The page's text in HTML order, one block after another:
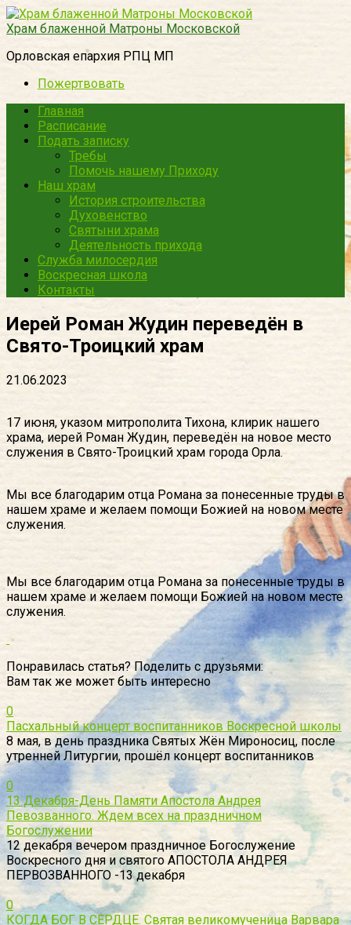
Перейти
к
Храм блаженной Матроны Московской
Орловская епархия РПЦ МП
Пожертвовать
Главная
Расписание
Подать записку
Требы
Помочь нашему Приходу
Наш храм
История строительства
Духовенство
Святыни храма
Деятельность прихода
Служба милосердия
Воскресная школа
Контакты
Иерей Роман Жудин переведён в
Свято-Троицкий храм
21.06.2023
17 июня, указом митрополита Тихона, клирик нашего
храма, иерей Роман Жудин, переведён на новое место
служения в Свято-Троицкий храм города Орла.
Мы все благодарим отца Романа за понесенные труды в
нашем храме и желаем помощи Божией на новом месте
служения.
Мы все благодарим отца Романа за понесенные труды в
нашем храме и желаем помощи Божией на новом месте
служения.
Понравилась статья? Поделить с друзьями:
Вам так же может быть интересно
0
Пасхальный концерт воспитанников Воскресной школы
8 мая, в день праздника Святых Жён Мироносиц, после
утренней Литургии, прошёл концерт воспитанников
0
13 Декабря-День Памяти Апостола Андрея
Певозванного. Ждем всех на праздничном
Богослужении
12 декабря вечером праздничное Богослужение
Воскресного дня и святого АПОСТОЛА АНДРЕЯ
ПЕРВОЗВАННОГО -13 декабря
0
КОГДА БОГ В СЕРДЦЕ. Святая великомученица Варвара